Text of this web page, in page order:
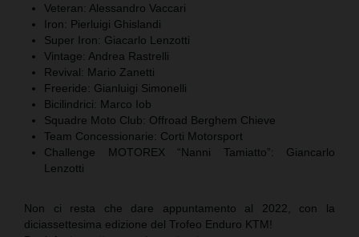
Veteran: Alessandro Vaccari
Iron: Pierluigi Ghislandi
Super Iron: Giacarlo Lenzotti
Vintage: Andrea Rastrelli
Revival: Mario Zanetti
Freeride: Gianluigi Simonelli
Bicilindrici: Marco Iob
Squadre Moto Club: Offroad Berghem Chieve
Team Concessionarie: Corti Motorsport
Challenge MOTOREX “Nanni Tamiatto”: Giancarlo
Lenzotti
Non ci resta che dare appuntamento al 2022, con la
diciassettesima edizione del Trofeo Enduro KTM!